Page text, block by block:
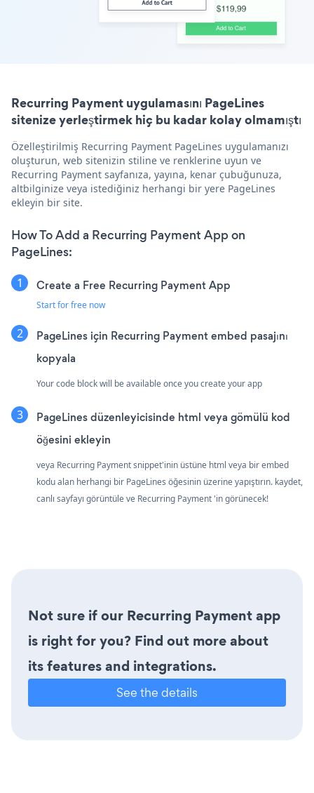
Recurring Payment uygulamasını PageLines
sitenize yerleştirmek hiç bu kadar kolay olmamıştı
Özelleştirilmiş Recurring Payment PageLines uygulamanızı
oluşturun, web sitenizin stiline ve renklerine uyun ve
Recurring Payment sayfanıza, yayına, kenar çubuğunuza,
altbilginize veya istediğiniz herhangi bir yere PageLines
ekleyin bir site.
How To Add a Recurring Payment App on
PageLines:
Create a Free Recurring Payment App
Start for free now
PageLines için Recurring Payment embed pasajını
kopyala
Your code block will be available once you create your app
PageLines düzenleyicisinde html veya gömülü kod
öğesini ekleyin
veya Recurring Payment snippet'inin üstüne html veya bir embed
kodu alan herhangi bir PageLines öğesinin üzerine yapıştırın. kaydet,
canlı sayfayı görüntüle ve Recurring Payment 'in görünecek!
Not sure if our Recurring Payment app
is right for you? Find out more about
its features and integrations.
See the details